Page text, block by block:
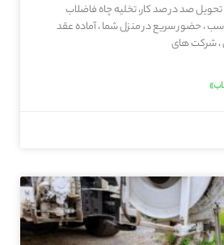
صد در صد کار، تخلیه چاه فاضلاب
، حضور سریع در منزل شما ، آماده عقد
، شرکت های